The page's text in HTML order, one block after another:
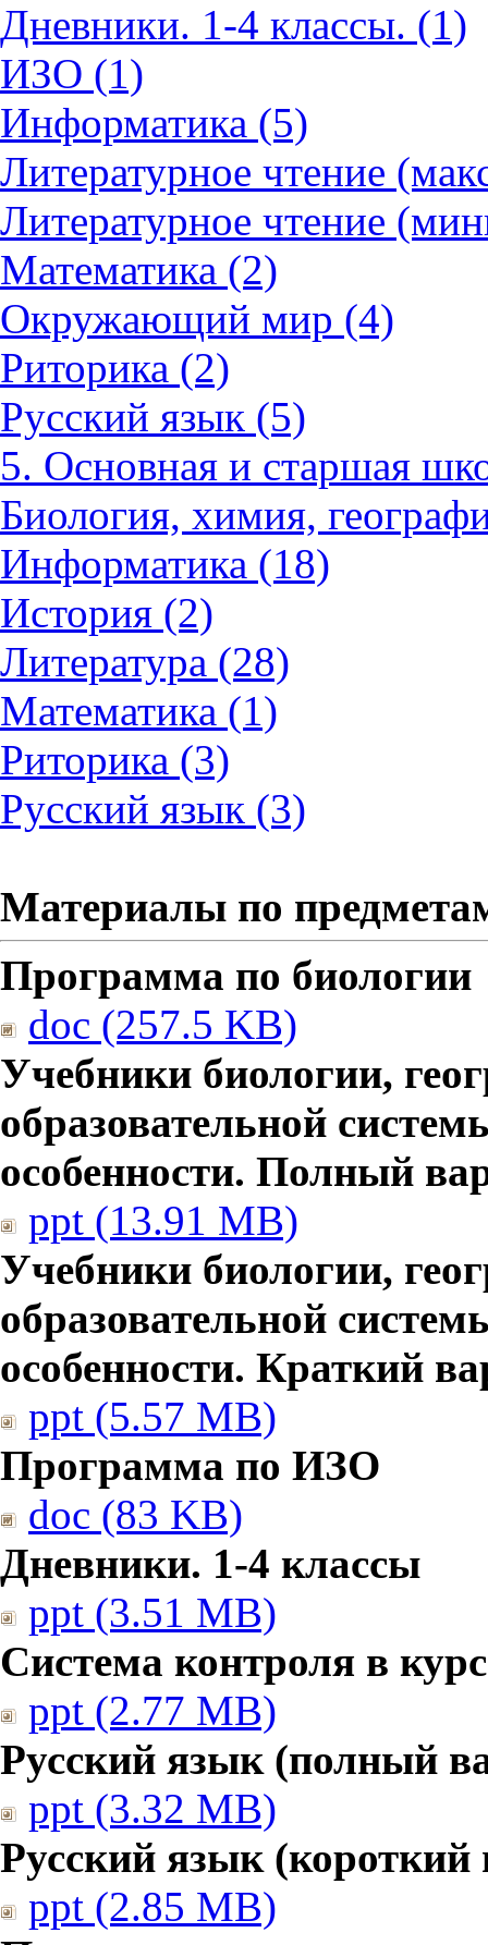
Дневники. 1-4 классы. (1)
ИЗО (1)
Информатика (5)
Литературное чтение
Литературное чтение
Математика (2)
Окружающий мир (4)
Риторика (2)
Русский язык (5)
5. Основная и старшая
Биология, химия,
Информатика (18)
История (2)
Литература (28)
Математика (1)
Риторика (3)
Русский язык (3)
Материалы по
Программа по биологии
doc (257.5 KB)
Учебники биологии,
образовательной
особенности. Полный
ppt (13.91 MB)
Учебники биологии,
образовательной
особенности. Краткий
ppt (5.57 MB)
Программа по ИЗО
doc (83 KB)
Дневники. 1-4 классы
ppt (3.51 MB)
Система контроля в
ppt (2.77 MB)
Русский язык (полный
ppt (3.32 MB)
Русский язык (короткий
ppt (2.85 MB)